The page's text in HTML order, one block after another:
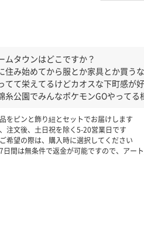
ムタウンはどこですか？
住み始めてから服とか家具とか買う
てて栄えてるけどカオスな下町感が
糸公園でみんなポケモンGOやってる
をピンと飾り紐とセットでお届けします
注文後、土日祝を除く5-20営業日です
希望の際は、購入時に選択してください
間は無条件で返金が可能ですので、アー